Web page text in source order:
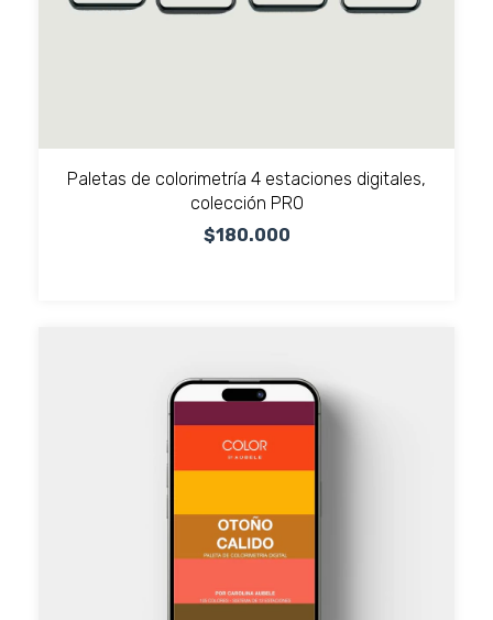
Paletas de colorimetría 4 estaciones digitales,
colección PRO
$180.000